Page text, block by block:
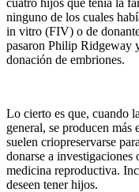
ninguno de los cuales
in vitro (FIV) o de
pasaron Philip Ridgeway
donación de embriones.
Lo cierto es que, cuando
general, se producen
suelen criopreservarse
donarse a investigaciones
medicina reproductiva.
deseen tener hijos.